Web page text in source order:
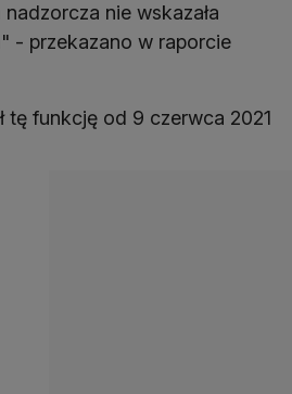
nie wskazała
- przekazano w raporcie
tę funkcję od 9 czerwca 2021